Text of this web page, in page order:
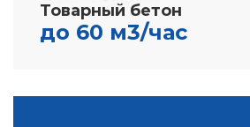
Товарный бетон
до 60 м3/час